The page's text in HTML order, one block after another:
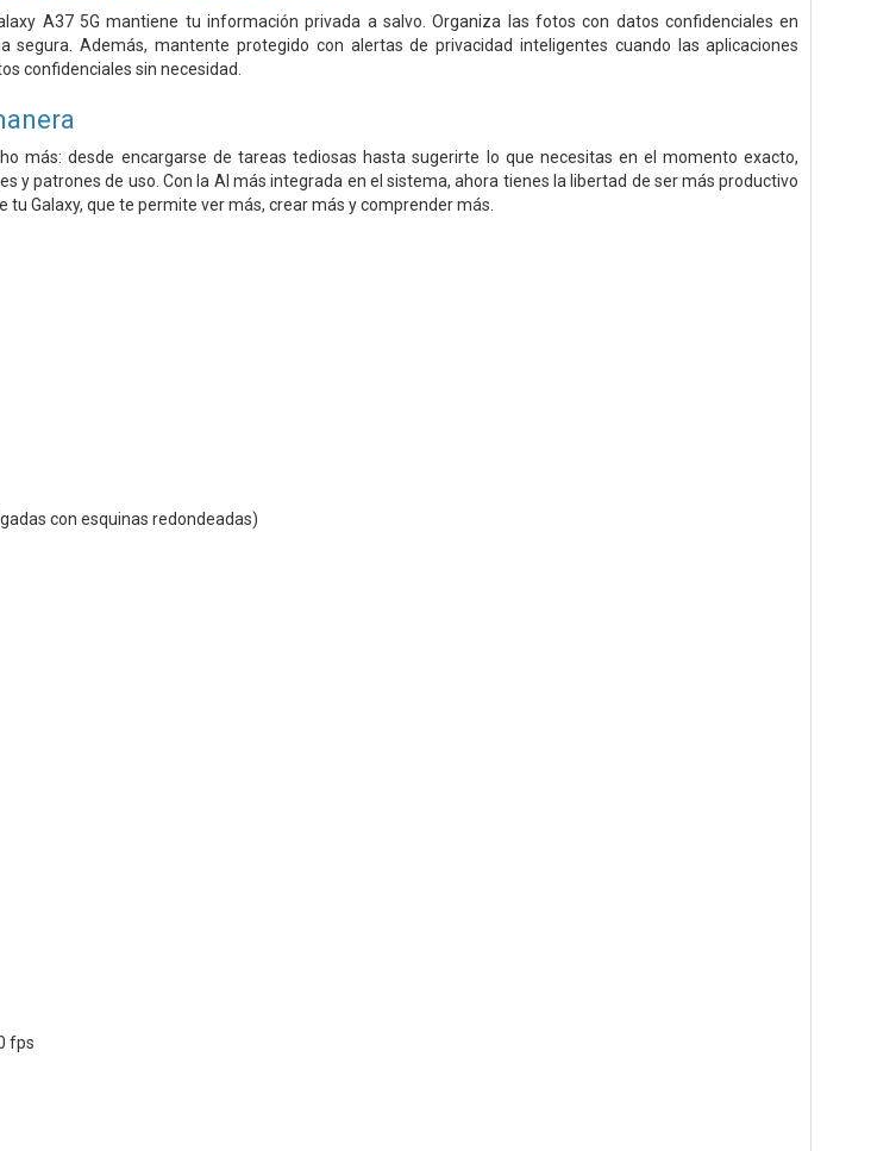
A37 5G mantiene tu información privada a salvo. Organiza las fotos con datos confidenciales en
Además, mantente protegido con alertas de privacidad inteligentes cuando las aplicaciones
confidenciales sin necesidad.
más: desde encargarse de tareas tediosas hasta sugerirte lo que necesitas en el momento exacto,
y patrones de uso. Con la AI más integrada en el sistema, ahora tienes la libertad de ser más productivo
Galaxy, que te permite ver más, crear más y comprender más.
con esquinas redondeadas)
fps